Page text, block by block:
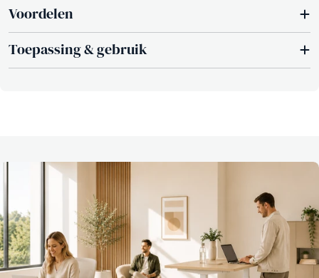
Voordelen
Toepassing & gebruik